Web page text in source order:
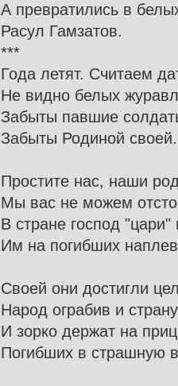
А превратились в
Расул Гамзатов.
***
Года летят. Считаем
Не видно белых
Забыты павшие
Забыты Родиной своей.
Простите нас, наши
Мы вас не можем
В стране господ "цари"
Им на погибших
Своей они достигли
Народ ограбив и
И зорко держат на
Погибших в страшную